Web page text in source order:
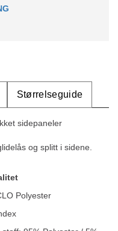
Størrelseguide
sidepaneler
og splitt i sidene.
Polyester